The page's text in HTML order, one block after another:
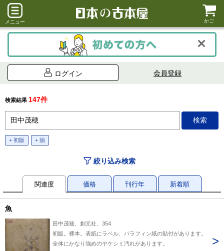
メニュー かご
ログイン 会員登録
検索結果 147件
+ 初版 + 揃
絞り込み検索
関連度 価格 刊行年 新着順
魚
田中茂穂、創元社、354
初版。裸本。表紙にラベル、パラフィン紙の貼付があります。
全体にかなり強めのヤケシミ汚れがあります。